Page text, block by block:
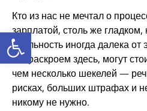
Кто из нас не мечтал о
зарплатой, столь же
реальность иногда далека
мы раскроем здесь, могут
чем несколько шекелей —
рисках, больших штрафах и
никому не нужно.
Открыть панель инструментов